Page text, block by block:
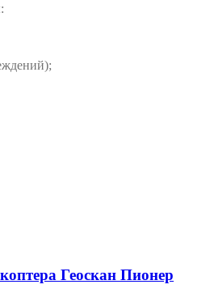
Геоскан Пионер